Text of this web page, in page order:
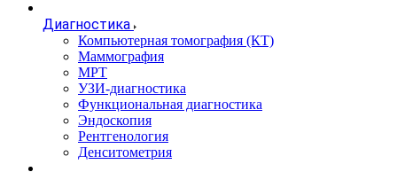
Диагностика
Компьютерная томография (КТ)
Маммография
МРТ
УЗИ-диагностика
Функциональная диагностика
Эндоскопия
Рентгенология
Денситометрия